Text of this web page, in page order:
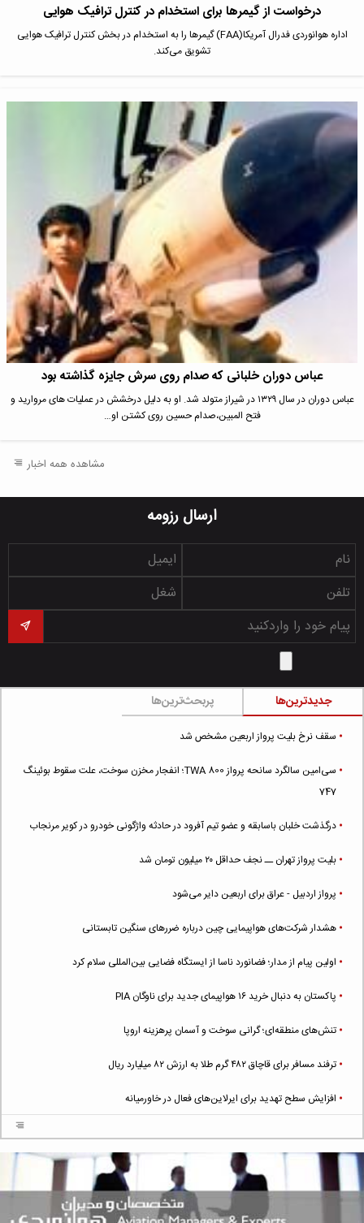
درخواست از گیمرها برای استخدام در کنترل ترافیک هوایی
اداره هوانوردی فدرال آمریکا(FAA) گیمرها را به استخدام در بخش کنترل ترافیک هوایی
تشویق می‌کند.
عباس دوران خلبانی که صدام روی سرش جایزه گذاشته بود
عباس دوران در سال ۱۳۲۹ در شیراز متولد شد. او به دلیل درخشش در عملیات های مروارید و
فتح المبین،صدام حسین روی کشتن او…
مشاهده همه اخبار
ارسال رزومه
جدیدترین‌ها پربحث‌ترین‌ها
سقف نرخ بلیت پرواز اربعین مشخص شد
سی‌امین سالگرد سانحه پرواز TWA 800؛ انفجار مخزن سوخت، علت سقوط بوئینگ
747
درگذشت خلبان باسابقه و عضو تیم آفرود در حادثه واژگونی خودرو در کویر مرنجاب
بلیت پرواز تهران ــ نجف حداقل ۲۰ میلیون تومان شد
پرواز اردبیل - عراق برای اربعین دایر می‌شود
هشدار شرکت‌های هواپیمایی چین درباره ضررهای سنگین تابستانی
اولین پیام از مدار؛ فضانورد ناسا از ایستگاه فضایی بین‌المللی سلام کرد
پاکستان به دنبال خرید ۱۶ هواپیمای جدید برای ناوگان PIA
تنش‌های منطقه‌ای؛ گرانی سوخت و آسمان پرهزینه اروپا
ترفند مسافر برای قاچاق ۴۸۲ گرم طلا به ارزش ۸۲ میلیارد ریال
افزایش سطح تهدید برای ایرلاین‌های فعال در خاورمیانه